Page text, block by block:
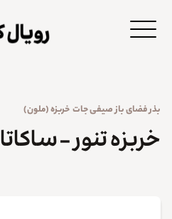
بذرفضای بازصیفی جاتخربزه (ملون)
خربزه تنور – ساکاتا